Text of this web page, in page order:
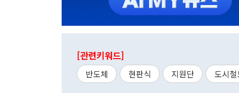
[관련키워드]
반도체 현판식 지원단 도시철